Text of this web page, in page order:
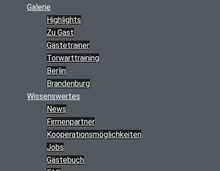
Galerie
Highlights
Zu Gast
Gästetrainer
Torwarttraining
Berlin
Brandenburg
Wissenswertes
News
Firmenpartner
Kooperations­möglichkeiten
Jobs
Gästebuch